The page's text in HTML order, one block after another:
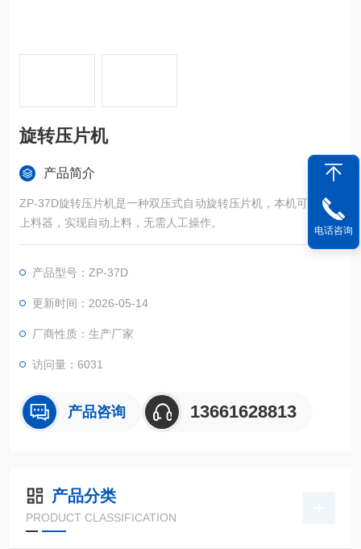
旋转压片机
产品简介
ZP-37D旋转压片机是一种双压式自动旋转压片机，本机可配真空
上料器，实现自动上料，无需人工操作。
产品型号：ZP-37D
更新时间：2026-05-14
厂商性质：生产厂家
访问量：6031
产品咨询 13661628813
产品分类
PRODUCT CLASSIFICATION
电话咨询